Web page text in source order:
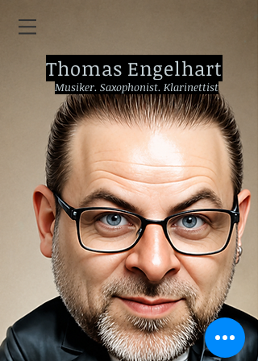
Thomas Engelhart
Musiker. Saxophonist. Klarinettist